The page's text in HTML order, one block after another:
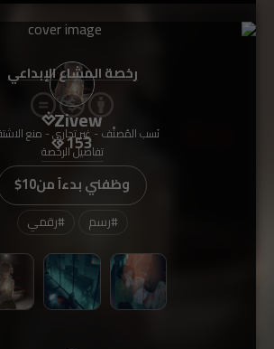
Zivew
153
وظفني بدءاً من$10
#رسم #رقمي
رخصة المشاع الإبداعي
نَسب المُصنَّف - غير تجاري - منع
تفاصيل الرخصة